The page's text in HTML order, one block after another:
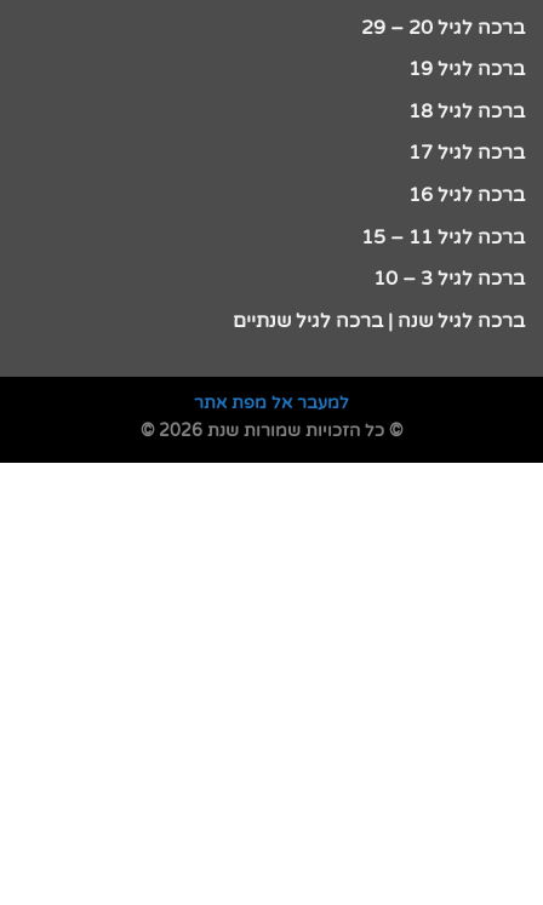
ברכה לגיל 20 – 29
ברכה לגיל 19
ברכה לגיל 18
ברכה לגיל 17
ברכה לגיל 16
ברכה לגיל 11 – 15
ברכה לגיל 3 – 10
ברכה לגיל שנה | ברכה לגיל שנתיים
למעבר אל מפת אתר
© כל הזכויות שמורות שנת 2026 ©